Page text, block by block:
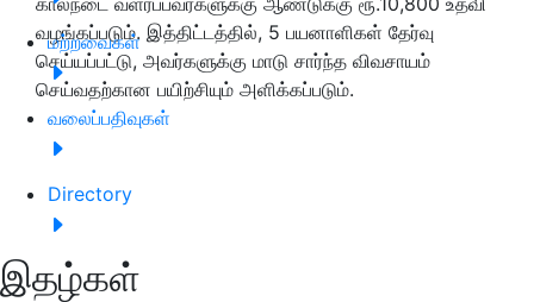
மற்றவைகள்
வலைப்பதிவுகள்
Directory
இதழ்கள்
வழங்கப்படும். இத்திட்டத்தில், 5 பயனாளிகள் தேர்வு
செய்யப்பட்டு, அவர்களுக்கு மாடு சார்ந்த விவசாயம்
செய்வதற்கான பயிற்சியும் அளிக்கப்படும்.